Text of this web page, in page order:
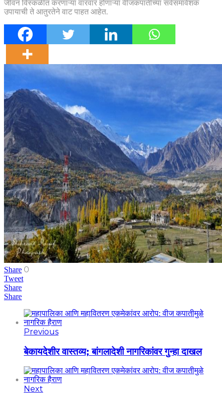
जीवन विस्कळीत करणाऱ्या वारंवार होणाऱ्या वीजकपातीच्या सर्वसमावेशक
उपायाची ते आतुरतेने वाट पाहत आहेत.
Share 0
Tweet
Share
Share
Previous
बेकायदेशीर वास्तव्य; बांगलादेशी नागरिकांवर गुन्हा दाखल
Next